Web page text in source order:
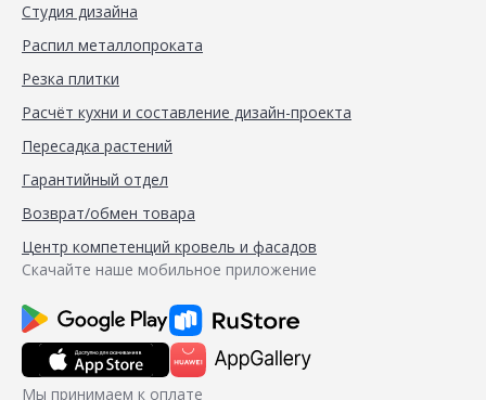
Студия дизайна
Распил металлопроката
Резка плитки
Расчёт кухни и составление дизайн-проекта
Пересадка растений
Гарантийный отдел
Возврат/обмен товара
Центр компетенций кровель и фасадов
Скачайте наше мобильное приложение
Мы принимаем к оплате